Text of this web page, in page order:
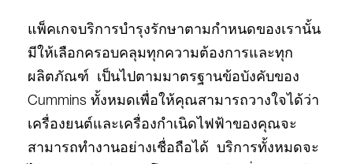
แพ็คเกจบริการบำรุงรักษาตามกำหนดของเรานั้น
มีให้เลือกครอบคลุมทุกความต้องการและทุก
ผลิตภัณฑ์ เป็นไปตามมาตรฐานข้อบังคับของ
Cummins ทั้งหมดเพื่อให้คุณสามารถวางใจได้ว่า
เครื่องยนต์และเครื่องกำเนิดไฟฟ้าของคุณจะ
สามารถทำงานอย่างเชื่อถือได้ บริการทั้งหมดจะ